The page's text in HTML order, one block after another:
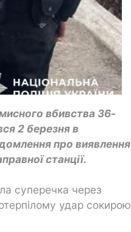
вбивства 36-
2 березня в
про виявлення
станції.
суперечка через
удар сокирою